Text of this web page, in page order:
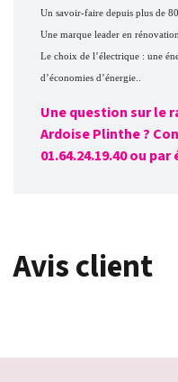
Un savoir-faire depuis plus de
Une marque leader en
Le choix de l’électrique : une
d’économies d’énergie..
Une question sur le
Ardoise Plinthe ?
01.64.24.19.40 ou
Avis client